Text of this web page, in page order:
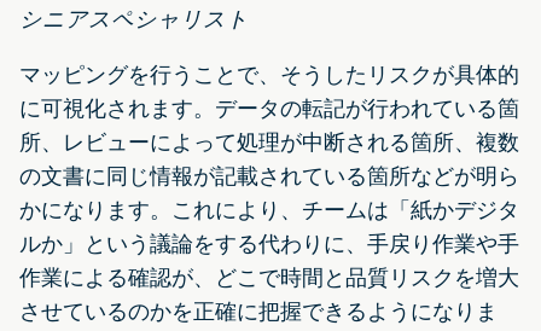
シニアスペシャリスト
マッピングを行うことで、そうしたリスクが具体的
に可視化されます。データの転記が行われている箇
所、レビューによって処理が中断される箇所、複数
の文書に同じ情報が記載されている箇所などが明ら
かになります。これにより、チームは「紙かデジタ
ルか」という議論をする代わりに、手戻り作業や手
作業による確認が、どこで時間と品質リスクを増大
させているのかを正確に把握できるようになりま